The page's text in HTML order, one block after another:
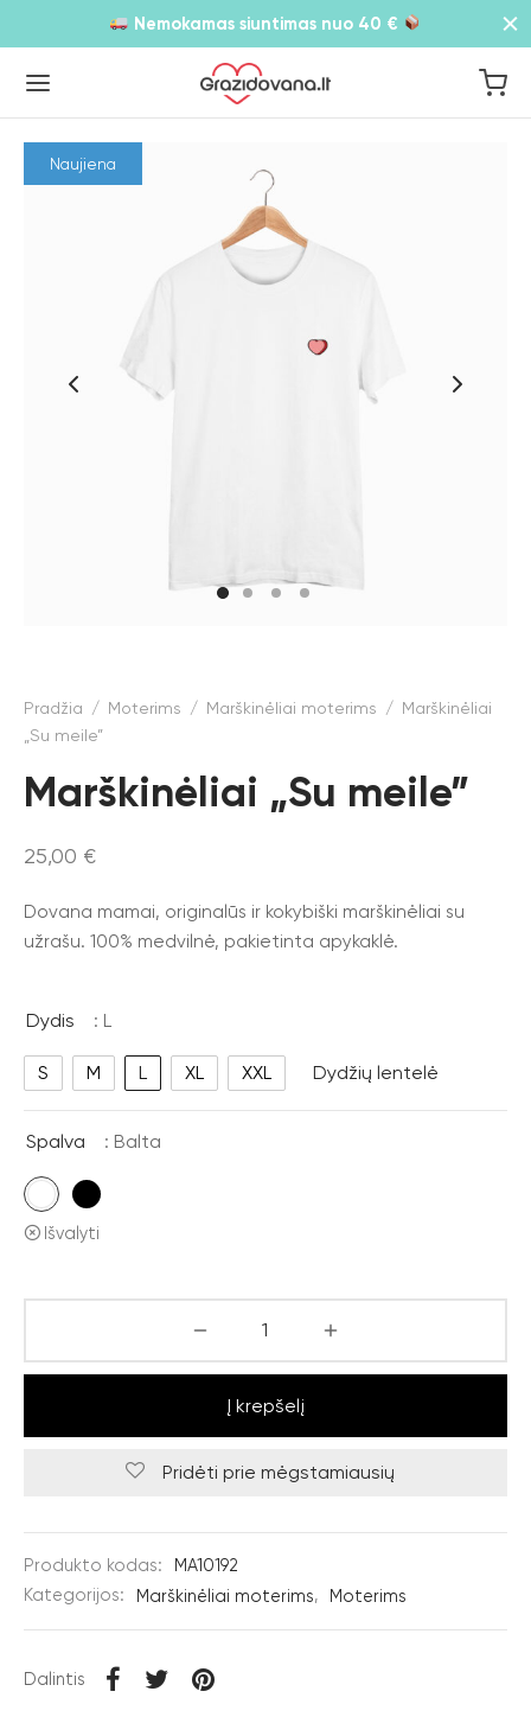
Nemokamas siuntimas nuo 40 €
Naujiena
Pradžia / Moterims / Marškinėliai moterims / Marškinėliai
„Su meile”
Marškinėliai „Su meile”
25,00 €
Dovana mamai, originalūs ir kokybiški marškinėliai su
užrašu. 100% medvilnė, pakietinta apykaklė.
Dydis : L
S M L XL XXL Dydžių lentelė
Spalva : Balta
Išvalyti
Į krepšelį
Pridėti prie mėgstamiausių
Produkto kodas:
MA10192
Kategorijos:
Marškinėliai moterims, Moterims
Dalintis